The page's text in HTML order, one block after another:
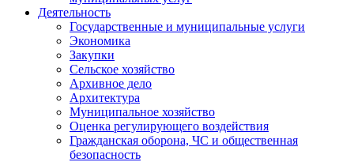
Деятельность
Государственные и муниципальные услуги
Экономика
Закупки
Сельское хозяйство
Архивное дело
Архитектура
Муниципальное хозяйство
Оценка регулирующего воздействия
Гражданская оборона, ЧС и общественная
безопасность